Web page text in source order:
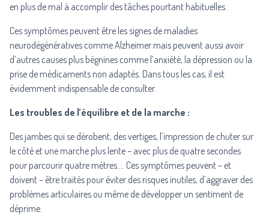
en plus de mal à accomplir des tâches pourtant habituelles.
Ces symptômes peuvent être les signes de maladies
neurodégénératives comme Alzheimer mais peuvent aussi avoir
d’autres causes plus bégnines comme l’anxiété, la dépression ou la
prise de médicaments non adaptés. Dans tous les cas, il est
évidemment indispensable de consulter.
Les troubles de l’équilibre et de la marche :
Des jambes qui se dérobent, des vertiges, l’impression de chuter sur
le côté et une marche plus lente – avec plus de quatre secondes
pour parcourir quatre mètres…. Ces symptômes peuvent – et
doivent – être traités pour éviter des risques inutiles, d’aggraver des
problèmes articulaires ou même de développer un sentiment de
déprime.